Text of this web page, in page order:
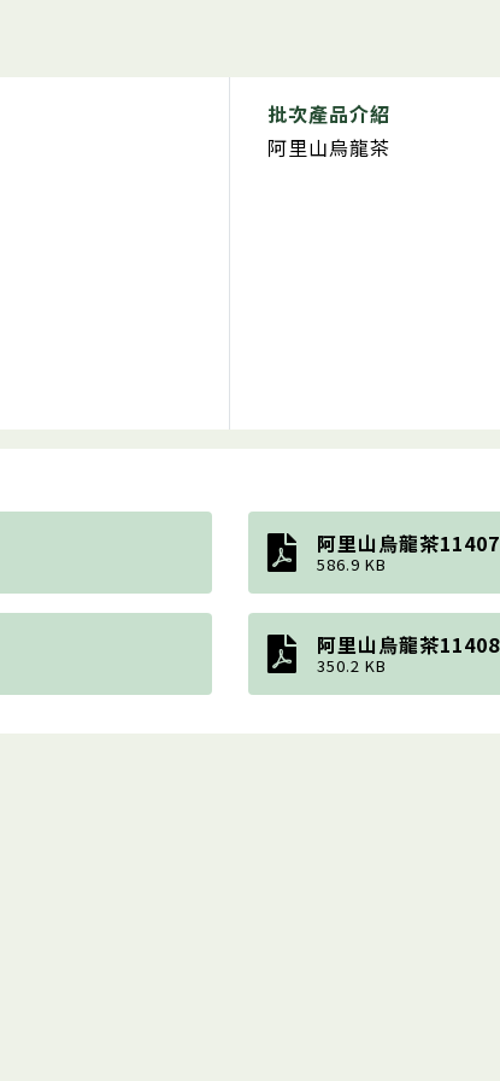
批次產品介紹
阿里山烏龍茶
阿里山烏龍茶
586.9 KB
阿里山烏龍茶
350.2 KB